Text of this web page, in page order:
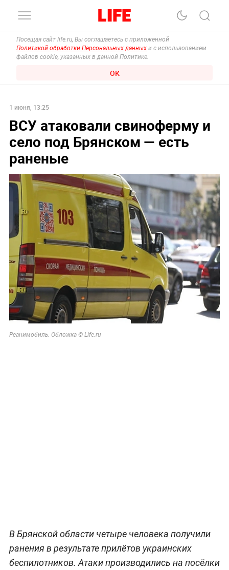
Посещая сайт life.ru, Вы соглашаетесь с приложенной
Политикой обработки Персональных данных и с использованием
файлов cookie, указанных в данной Политике.
ОК
1 июня, 13:25
ВСУ атаковали свиноферму и
село под Брянском — есть
раненые
Реанимобиль. Обложка © Life.ru
В Брянской области четыре человека получили
ранения в результате прилётов украинских
беспилотников. Атаки производились на посёлки